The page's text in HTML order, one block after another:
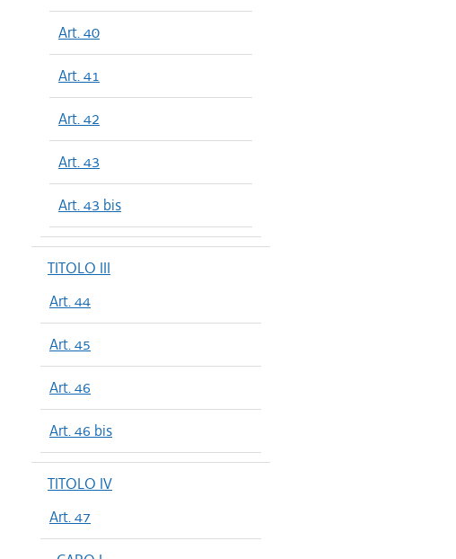
Art. 40
Art. 41
Art. 42
Art. 43
Art. 43 bis
TITOLO III
Art. 44
Art. 45
Art. 46
Art. 46 bis
TITOLO IV
Art. 47